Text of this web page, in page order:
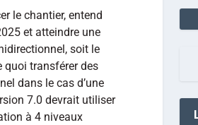
le chantier, entend
et atteindre une
soit le
quoi transférer des
dans le cas d’une
7.0 devrait utiliser
à 4 niveaux